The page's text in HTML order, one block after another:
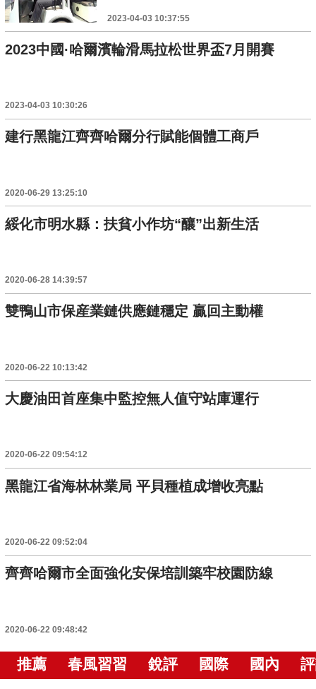
2023-04-03 10:37:55
2023中國·哈爾濱輪滑馬拉松世界盃7月開賽
2023-04-03 10:30:26
建行黑龍江齊齊哈爾分行賦能個體工商戶
2020-06-29 13:25:10
綏化市明水縣：扶貧小作坊“釀”出新生活
2020-06-28 14:39:57
雙鴨山市保産業鏈供應鏈穩定 贏回主動權
2020-06-22 10:13:42
大慶油田首座集中監控無人值守站庫運行
2020-06-22 09:54:12
黑龍江省海林林業局 平貝種植成增收亮點
2020-06-22 09:52:04
齊齊哈爾市全面強化安保培訓築牢校園防線
2020-06-22 09:48:42
推薦 春風習習 銳評 國際 國內